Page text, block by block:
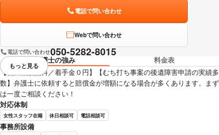
電話で問い合わせ
Webで問い合わせ
電話で問い合わせ050-5282-8015
弁護士の強み
料金表
【初回相談無料／着手金０円】【むち打ち事案の後遺障害申請の実績多
数】弁護士に依頼すると賠償金が増額になる場合が多くあります。まず
は一度ご相談ください！
対応体制
女性スタッフ在籍 休日相談可 電話相談可
事務所設備
視覚的に省略されている要素を
もっと見る